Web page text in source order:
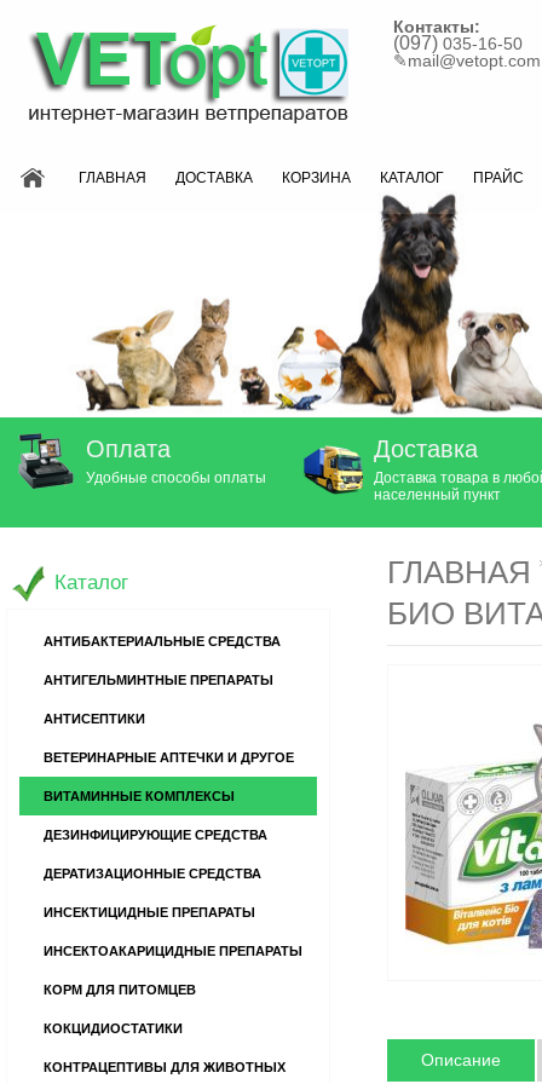
Контакты:
(097) 035-16-50
✎mail@vetopt.com
ГЛАВНАЯ ДОСТАВКА КОРЗИНА КАТАЛОГ ПРАЙС
Оплата
Удобные способы оплаты
Доставка
Доставка товара в
населенный пункт
ГЛАВНАЯ
БИО
Описание
Каталог
АНТИБАКТЕРИАЛЬНЫЕ СРЕДСТВА
АНТИГЕЛЬМИНТНЫЕ ПРЕПАРАТЫ
АНТИСЕПТИКИ
ВЕТЕРИНАРНЫЕ АПТЕЧКИ И ДРУГОЕ
ВИТАМИННЫЕ КОМПЛЕКСЫ
ДЕЗИНФИЦИРУЮЩИЕ СРЕДСТВА
ДЕРАТИЗАЦИОННЫЕ СРЕДСТВА
ИНСЕКТИЦИДНЫЕ ПРЕПАРАТЫ
ИНСЕКТОАКАРИЦИДНЫЕ ПРЕПАРАТЫ
КОРМ ДЛЯ ПИТОМЦЕВ
КОКЦИДИОСТАТИКИ
КОНТРАЦЕПТИВЫ ДЛЯ ЖИВОТНЫХ